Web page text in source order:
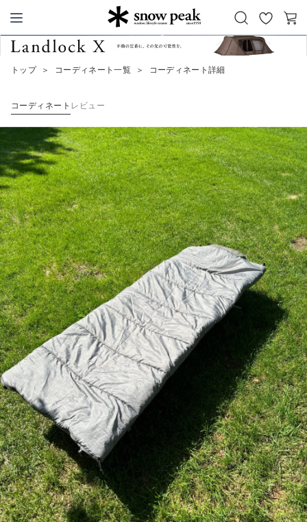
Snow Peak
お
気
カ
トップ ＞ コーディネート一覧 ＞ コーディネート詳細
コーディネート レビュー